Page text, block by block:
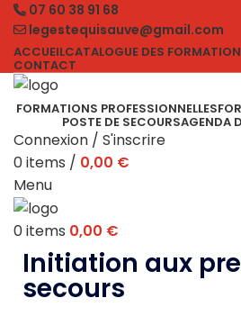
07 60 38 91 68
legestequisauve@gmail.com
ACCUEILCATALOGUE DES
CONTACT
FORMATIONS PROFESSIONNELLES
POSTE DE SECOURSAGENDA
Connexion / S'inscrire
0items / 0,00 €
Menu
0items 0,00 €
Initiation aux
secours